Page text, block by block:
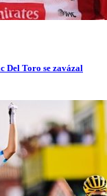
Del Toro se zavázal